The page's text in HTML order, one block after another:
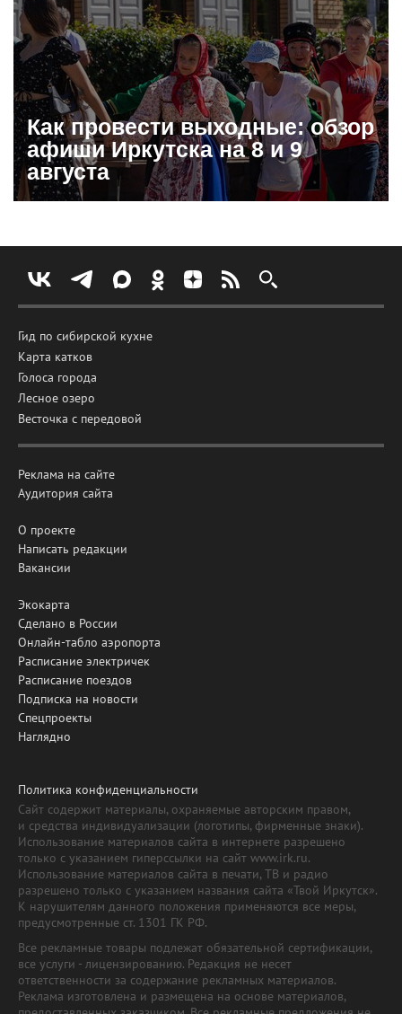
Как провести выходные: обзор
афиши Иркутска на 8 и 9
августа
Гид по сибирской кухне
Карта катков
Голоса города
Лесное озеро
Весточка с передовой
Реклама на сайте
Аудитория сайта
О проекте
Написать редакции
Вакансии
Экокарта
Сделано в России
Онлайн-табло аэропорта
Расписание электричек
Расписание поездов
Подписка на новости
Спецпроекты
Наглядно
Политика конфиденциальности
Сайт содержит материалы, охраняемые авторским правом,
и средства индивидуализации (логотипы, фирменные знаки).
Использование материалов сайта в интернете разрешено
только с указанием гиперссылки на сайт www.irk.ru.
Использование материалов сайта в печати, ТВ и радио
разрешено только с указанием названия сайта «Твой Иркутск».
К нарушителям данного положения применяются все меры,
предусмотренные ст. 1301 ГК РФ.
Все рекламные товары подлежат обязательной сертификации,
все услуги - лицензированию. Редакция не несет
ответственности за содержание рекламных материалов.
Реклама изготовлена и размещена на основе материалов,